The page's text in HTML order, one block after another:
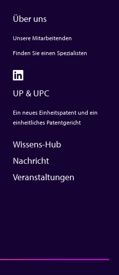
Über uns
Unsere Mitarbeitenden
Finden Sie einen Spezialisten
UP & UPC
Ein neues Einheitspatent und ein
einheitliches Patentgericht
Wissens-Hub
Nachricht
Veranstaltungen